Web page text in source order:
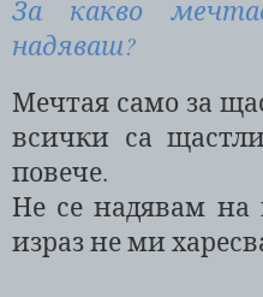
За какво
надяваш?
Мечтая само за
всички са
повече.
Не се надявам
израз не ми